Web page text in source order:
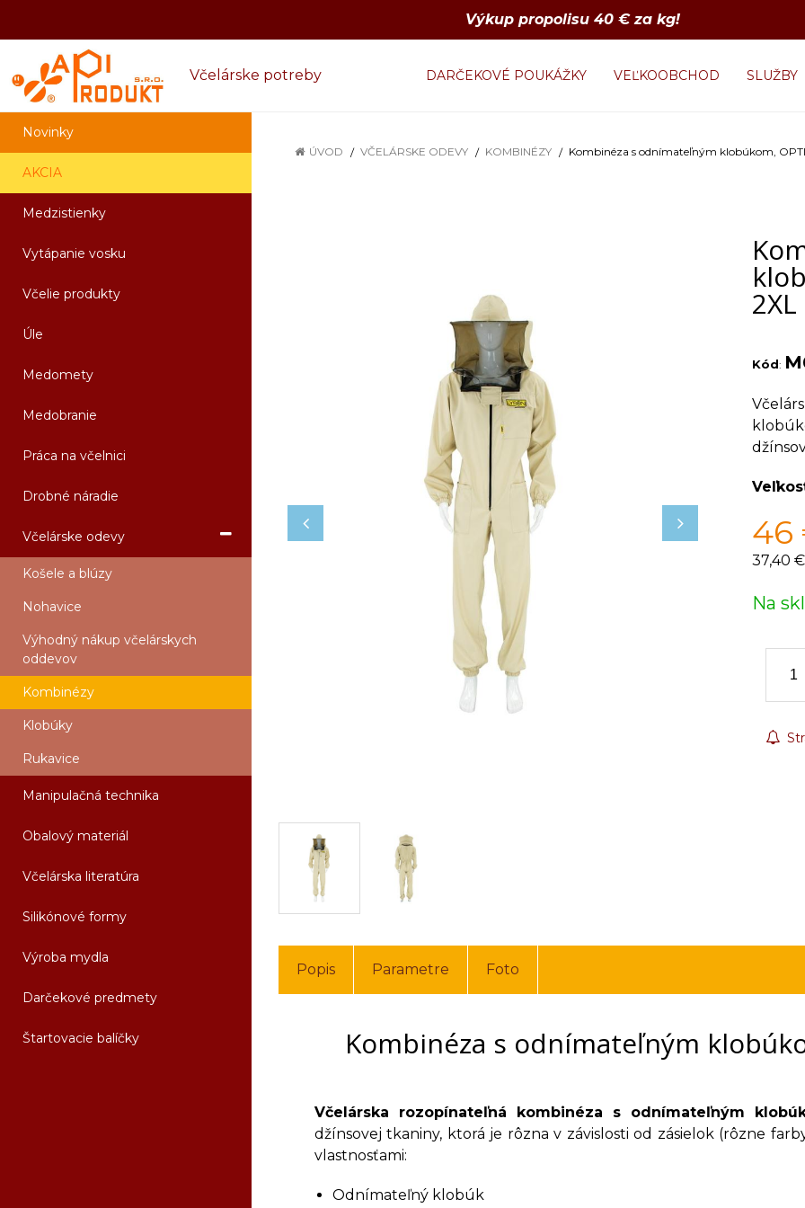
Výkup propolisu 40 € za kg!
Včelárske potreby DARČEKOVÉ POUKÁŽKY VEĽKOOBCHOD SLUŽBY
Novinky
AKCIA
Medzistienky
Vytápanie vosku
Včelie produkty
Úle
Medomety
Medobranie
Práca na včelnici
Drobné náradie
Včelárske odevy
Košele a blúzy
Nohavice
Výhodný nákup včelárskych
oddevov
Kombinézy
Klobúky
Rukavice
Manipulačná technika
Obalový materiál
Včelárska literatúra
Silikónové formy
Výroba mydla
Darčekové predmety
Štartovacie balíčky
ÚVOD VČELÁRSKE ODEVY KOMBINÉZY Kombinéza s odnímateľným klobúkom,
2XL
Kód:
46
37,40 €
Na
Popis Parametre Foto
Kombinéza s odnímateľným
Včelárska rozopínateľná kombinéza s odnímateľným
džínsovej tkaniny, ktorá je rôzna v závislosti od zásielok (rôzne
vlastnosťami:
Odnímateľný klobúk